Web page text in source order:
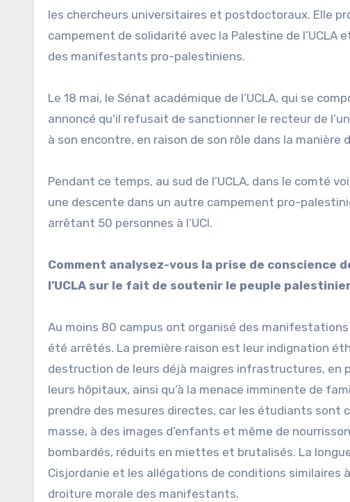
les chercheurs universitaires et postdoctoraux. Elle
campement de solidarité avec la Palestine de l’UCLA
des manifestants pro-palestiniens.
Le 18 mai, le Sénat académique de l’UCLA, qui se
annoncé qu’il refusait de sanctionner le recteur de
à son encontre, en raison de son rôle dans la
Pendant ce temps, au sud de l’UCLA, dans le comté
une descente dans un autre campement pro-
arrêtant 50 personnes à l’UCI.
Comment analysez-vous la prise de
l’UCLA sur le fait de soutenir le peuple
Au moins 80 campus ont organisé des
été arrêtés. La première raison est leur indignation
destruction de leurs déjà maigres infrastructures,
leurs hôpitaux, ainsi qu’à la menace imminente de
prendre des mesures directes, car les étudiants sont
masse, à des images d’enfants et même de
bombardés, réduits en miettes et brutalisés. La
Cisjordanie et les allégations de conditions
droiture morale des manifestants.